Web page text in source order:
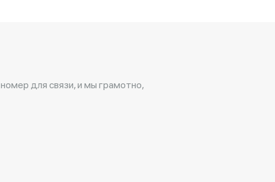
для связи, и мы грамотно,